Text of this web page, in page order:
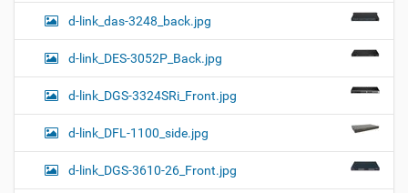
d-link_das-3248_back.jpg
d-link_DES-3052P_Back.jpg
d-link_DGS-3324SRi_Front.jpg
d-link_DFL-1100_side.jpg
d-link_DGS-3610-26_Front.jpg